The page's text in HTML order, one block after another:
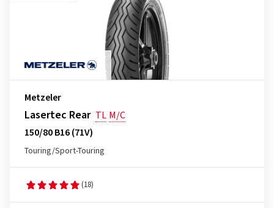
Metzeler
Lasertec Rear TL M/C
150/80 B16 (71V)
Touring/Sport-Touring
(18)